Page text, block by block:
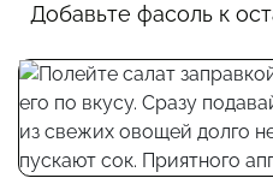
Добавьте фасоль к